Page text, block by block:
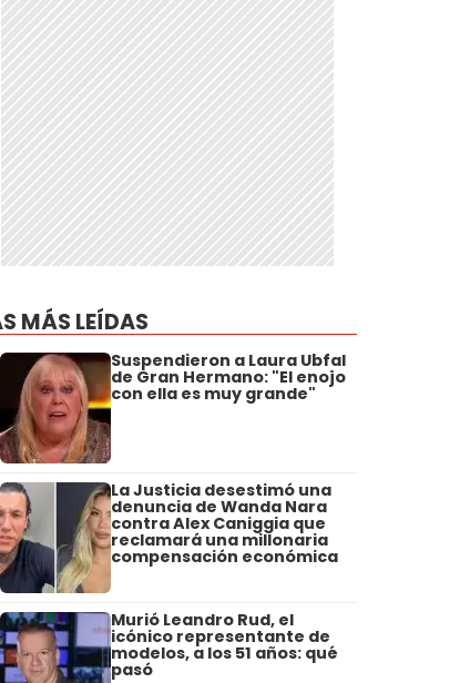
MÁS LEÍDAS
Suspendieron a Laura Ubfal
de Gran Hermano: "El enojo
con ella es muy grande"
La Justicia desestimó una
denuncia de Wanda Nara
contra Alex Caniggia que
reclamará una millonaria
compensación económica
Murió Leandro Rud, el
icónico representante de
modelos, a los 51 años: qué
pasó